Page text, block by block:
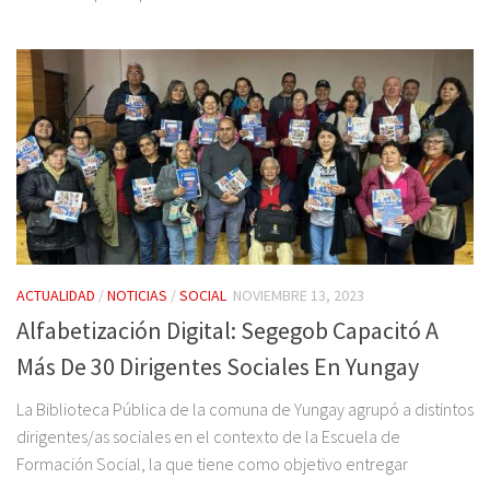
ACTUALIDAD /NOTICIAS /SOCIAL NOVIEMBRE 13, 2023
Alfabetización Digital: Segegob Capacitó A
Más De 30 Dirigentes Sociales En Yungay
La Biblioteca Pública de la comuna de Yungay agrupó a distintos
dirigentes/as sociales en el contexto de la Escuela de
Formación Social, la que tiene como objetivo entregar